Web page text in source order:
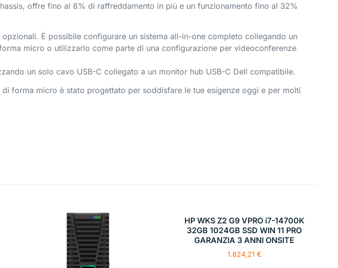
offre fino al 8% di raffreddamento in più e un funzionamento fino al 32%
È possibile configurare un sistema all-in-one completo collegando un
micro o utilizzarlo come parte di una configurazione per videoconferenze
un solo cavo USB-C collegato a un monitor hub USB-C Dell compatibile.
forma micro è stato progettato per soddisfare le tue esigenze oggi e per molti
HP WKS Z2 G9 VPRO i7-14700K
32GB 1024GB SSD WIN 11 PRO
GARANZIA 3 ANNI ONSITE
1.824,21 €